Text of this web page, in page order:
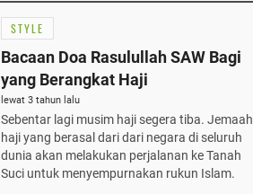
STYLE
Bacaan Doa Rasulullah SAW Bagi
yang Berangkat Haji
lewat 3 tahun lalu
Sebentar lagi musim haji segera tiba. Jemaah
haji yang berasal dari dari negara di seluruh
dunia akan melakukan perjalanan ke Tanah
Suci untuk menyempurnakan rukun Islam.